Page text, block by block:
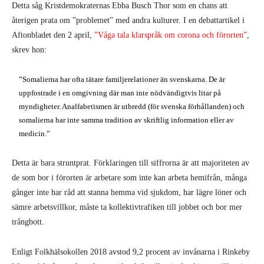
Detta såg Kristdemokraternas Ebba Busch Thor som en chans att
återigen prata om ”problemet” med andra kulturer. I en debattartikel i
Aftonbladet den 2 april, ”Våga tala klarspråk om corona och förorten”
skrev hon:
”Somalierna har ofta tätare familjerelationer än svenskarna. De är
uppfostrade i en omgivning där man inte nödvändigtvis litar på
myndigheter. Analfabetismen är utbredd (för svenska förhållanden) och
somalierna har inte samma tradition av skriftlig information eller av
medicin.”
Detta är bara struntprat. Förklaringen till siffrorna är att majoriteten av
de som bor i förorten är arbetare som inte kan arbeta hemifrån, många
gånger inte har råd att stanna hemma vid sjukdom, har lägre löner och
sämre arbetsvillkor, måste ta kollektivtrafiken till jobbet och bor mer
trångbott.
Enligt Folkhälsokollen 2018 avstod 9,2 procent av invånarna i Rinkeby